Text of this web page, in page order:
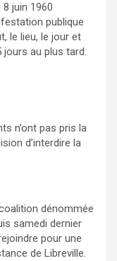
juin 1960
publique
le lieu, le jour et
jours au plus tard.
n’ont pas pris la
d’interdire la
dénommée
samedi dernier
pour une
de Libreville.